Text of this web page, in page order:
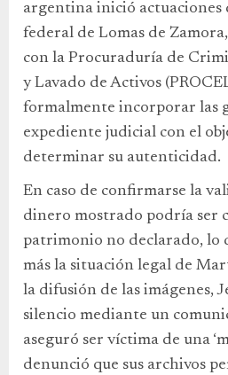
argentina inició actuaciones
federal de Lomas de
con la Procuraduría de
y Lavado de Activos
formalmente incorporar las
expediente judicial con el
determinar su autenticidad.
En caso de confirmarse la
dinero mostrado podría ser
patrimonio no declarado, lo
más la situación legal de
la difusión de las imágenes,
silencio mediante un
aseguró ser víctima de una
denunció que sus archivos